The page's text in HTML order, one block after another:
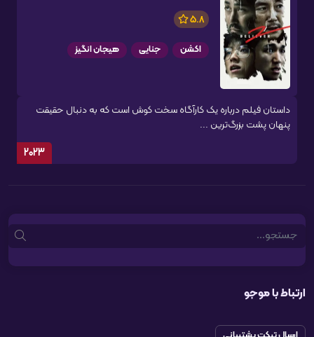
5.8
اکشن جنایی هیجان انگیز
داستان فیلم درباره یک کارآگاه سخت کوش است که به دنبال حقیقت
پنهان پشت بزرگ‌ترین ...
2023
Search
ارتباط با موجو